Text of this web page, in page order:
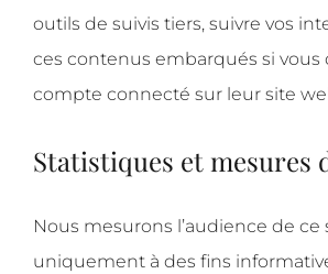
outils de suivis tiers, suivre vos
ces contenus embarqués si vous
compte connecté sur leur site
Statistiques et mesures
Nous mesurons l’audience de ce
uniquement à des fins